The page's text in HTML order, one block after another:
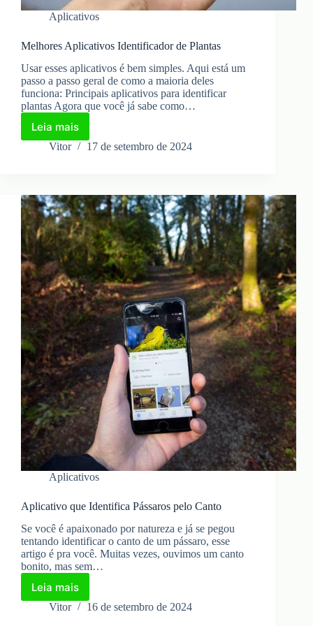
Aplicativos
Melhores Aplicativos Identificador de Plantas
Usar esses aplicativos é bem simples. Aqui está um
passo a passo geral de como a maioria deles
funciona: Principais aplicativos para identificar
plantas Agora que você já sabe como…
Leia mais
Melhores
Aplicativos
Vitor 17 de setembro de 2024
Aplicativos
Aplicativo que Identifica Pássaros pelo Canto
Se você é apaixonado por natureza e já se pegou
tentando identificar o canto de um pássaro, esse
artigo é pra você. Muitas vezes, ouvimos um canto
bonito, mas sem…
Leia maisAplicativo
que
Vitor 16 de setembro de 2024